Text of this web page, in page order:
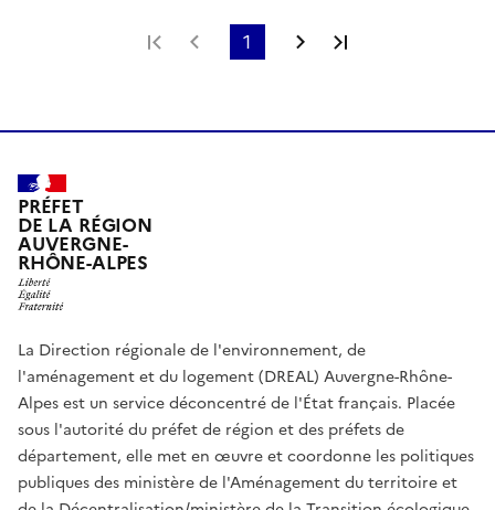
Première page
Page précédente
1 Page suivante
PRÉFET
DE LA RÉGION
AUVERGNE-
RHÔNE-ALPES
La Direction régionale de l'environnement, de
l'aménagement et du logement (DREAL) Auvergne-Rhône-
Alpes est un service déconcentré de l'État français. Placée
sous l'autorité du préfet de région et des préfets de
département, elle met en œuvre et coordonne les politiques
publiques des ministère de l'Aménagement du territoire et